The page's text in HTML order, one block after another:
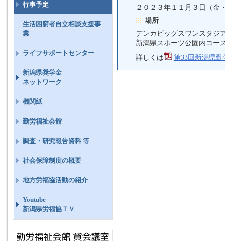
２０２３年１１月３日（金
場所
デンカビッグスワンスタジ
新潟県スポーツ公園内コー
詳しくは
第33回新潟県
行事予定
生活困窮者自立相談支援事
業
ライフサポートセンター
新潟県奨学金
ネットワーク
機関紙
勤労福祉会館
調査・研究報告資料 等
社会保障制度の概要
地方労福協活動の紹介
Youtube
新潟県労福協ＴＶ